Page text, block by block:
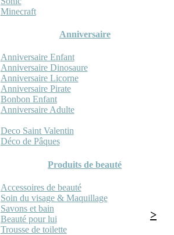
Minecraft
Anniversaire
Anniversaire Enfant
Anniversaire Dinosaure
Anniversaire Licorne
Anniversaire Pirate
Bonbon Enfant
Anniversaire Adulte
Deco Saint Valentin
Déco de Pâques
Produits de beauté
Accessoires de beauté
Soin du visage & Maquillage
Savons et bain
Beauté pour lui
Trousse de toilette